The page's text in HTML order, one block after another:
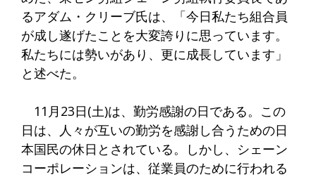
るアダム・クリーブ氏は、「今日私たち組合員
が成し遂げたことを大変誇りに思っています。
私たちには勢いがあり、更に成長しています」
と述べた。
11月23日(土)は、勤労感謝の日である。この
日は、人々が互いの勤労を感謝し合うための日
本国民の休日とされている。しかし、シェーン
コーポレーションは、従業員のために行われる